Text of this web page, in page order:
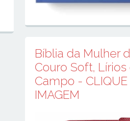
Bíblia da Mulher
Couro Soft, Lírios
Campo - CLIQUE
IMAGEM